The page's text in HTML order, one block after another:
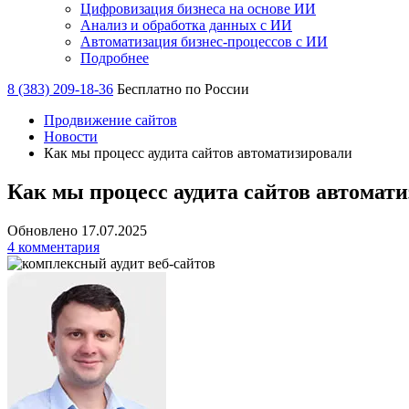
Цифровизация бизнеса на основе ИИ
Анализ и обработка данных с ИИ
Автоматизация бизнес-процессов с ИИ
Подробнее
8 (383) 209-18-36 Бесплатно по России
Продвижение сайтов
Новости
Как мы процесс аудита сайтов автоматизировали
Как мы процесс аудита сайтов
Обновлено 17.07.2025
4 комментария